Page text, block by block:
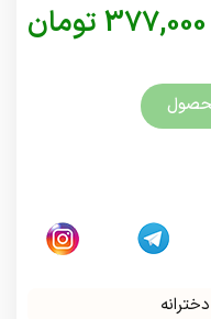
377,000 تومان